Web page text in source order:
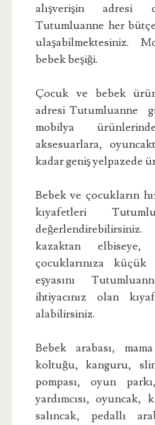
alışverişin
Tutumluanne her
ulaşabilmektesiniz.
bebek beşiği.
Çocuk ve bebek
adresi Tutumluanne
mobilya
aksesuarlara,
kadar geniş yelpazede
Bebek ve çocukların
kıyafetleri
kazaktan elbiseye,
çocuklarınıza
eşyasını
ihtiyacınız olan
alabilirsiniz.
Bebek arabası,
koltuğu, kanguru,
pompası, oyun
yardımcısı,
salıncak, pedallı